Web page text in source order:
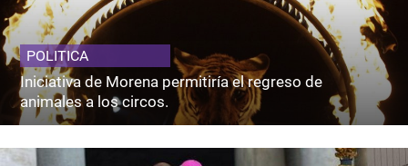
POLITICA
Iniciativa de Morena permitiría el regreso de
animales a los circos.